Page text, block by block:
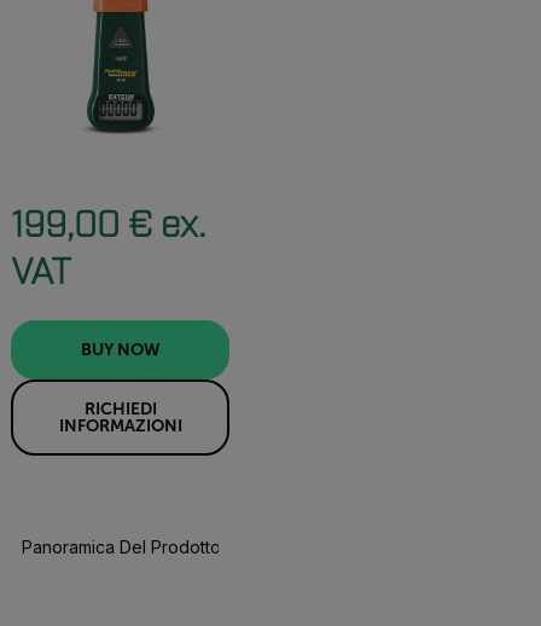
199,00 € ex.
VAT
BUY NOW
RICHIEDI
INFORMAZIONI
Panoramica Del Prodotto